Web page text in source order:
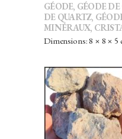
GÉODE, GÉODE
DE QUARTZ,
MINÉRAUX,
Dimensions: 8 × 8 × 5